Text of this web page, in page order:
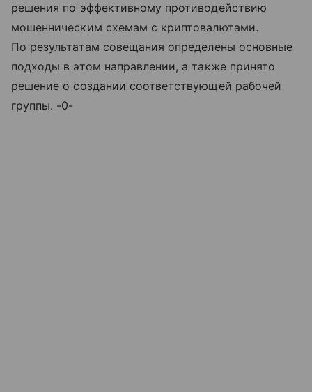
решения по эффективному противодействию
мошенническим схемам с криптовалютами.
По результатам совещания определены основные
подходы в этом направлении, а также принято
решение о создании соответствующей рабочей
группы. -0-